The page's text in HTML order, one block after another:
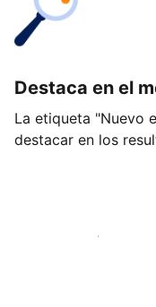
Destaca en el
La etiqueta "Nuevo
destacar en los
Empieza hoy mismo